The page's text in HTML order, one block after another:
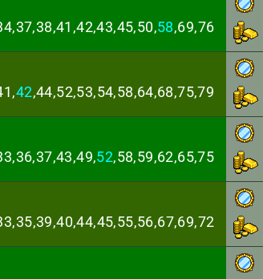
37,38,41,42,43,45,50,58,69,76
42,44,52,53,54,58,64,68,75,79
36,37,43,49,52,58,59,62,65,75
35,39,40,44,45,55,56,67,69,72